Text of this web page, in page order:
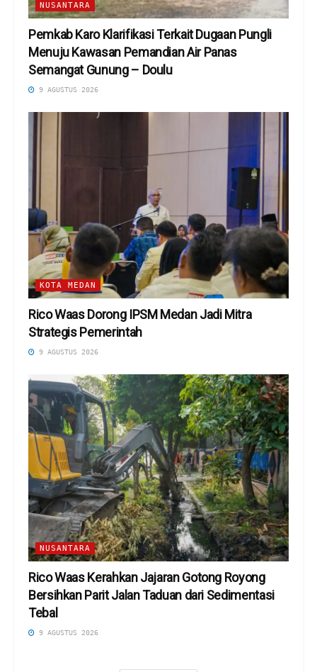
NUSANTARA
Pemkab Karo Klarifikasi Terkait Dugaan Pungli
Menuju Kawasan Pemandian Air Panas
Semangat Gunung – Doulu ‎
9 AGUSTUS 2026
KOTA MEDAN
Rico Waas Dorong IPSM Medan Jadi Mitra
Strategis Pemerintah
9 AGUSTUS 2026
NUSANTARA
Rico Waas Kerahkan Jajaran Gotong Royong
Bersihkan Parit Jalan Taduan dari Sedimentasi
Tebal
9 AGUSTUS 2026